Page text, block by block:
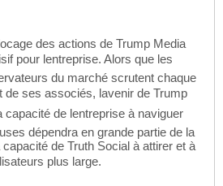
des actions de Trump Media
pour lentreprise. Alors que les
du marché scrutent chaque
ses associés, lavenir de Trump
de lentreprise à naviguer
dépendra en grande partie de la
de Truth Social à attirer et à
plus large.